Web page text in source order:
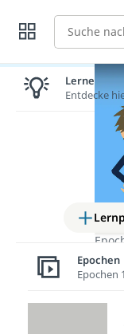
Suche
Lernen
Entdecke
Epochen
Epochen